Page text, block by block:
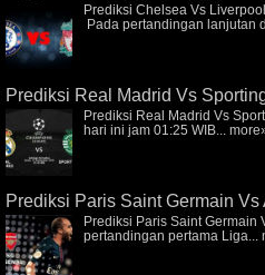
Prediksi Chelsea Vs
Pada pertandingan lanjutan
Prediksi Real Madrid Vs
Prediksi Real Madrid Vs
hari ini jam 01:25 WIB...
Prediksi Paris Saint Germain
Prediksi Paris Saint Germain
pertandingan pertama Liga...